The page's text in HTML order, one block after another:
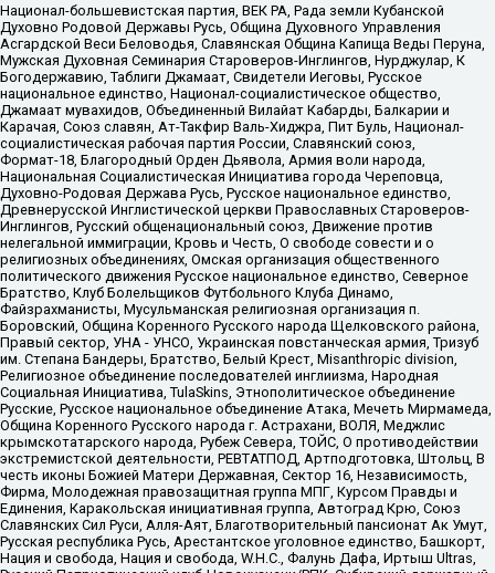
Национал-большевистская партия, ВЕК РА, Рада земли Кубанской
Духовно Родовой Державы Русь, Община Духовного Управления
Асгардской Веси Беловодья, Славянская Община Капища Веды Перуна,
Мужская Духовная Семинария Староверов-Инглингов, Нурджулар, К
Богодержавию, Таблиги Джамаат, Свидетели Иеговы, Русское
национальное единство, Национал-социалистическое общество,
Джамаат мувахидов, Объединенный Вилайат Кабарды, Балкарии и
Карачая, Союз славян, Ат-Такфир Валь-Хиджра, Пит Буль, Национал-
социалистическая рабочая партия России, Славянский союз,
Формат-18, Благородный Орден Дьявола, Армия воли народа,
Национальная Социалистическая Инициатива города Череповца,
Духовно-Родовая Держава Русь, Русское национальное единство,
Древнерусской Инглистической церкви Православных Староверов-
Инглингов, Русский общенациональный союз, Движение против
нелегальной иммиграции, Кровь и Честь, О свободе совести и о
религиозных объединениях, Омская организация общественного
политического движения Русское национальное единство, Северное
Братство, Клуб Болельщиков Футбольного Клуба Динамо,
Файзрахманисты, Мусульманская религиозная организация п.
Боровский, Община Коренного Русского народа Щелковского района,
Правый сектор, УНА - УНСО, Украинская повстанческая армия, Тризуб
им. Степана Бандеры, Братство, Белый Крест, Misanthropic division,
Религиозное объединение последователей инглиизма, Народная
Социальная Инициатива, TulaSkins, Этнополитическое объединение
Русские, Русское национальное объединение Атака, Мечеть Мирмамеда,
Община Коренного Русского народа г. Астрахани, ВОЛЯ, Меджлис
крымскотатарского народа, Рубеж Севера, ТОЙС, О противодействии
экстремистской деятельности, РЕВТАТПОД, Артподготовка, Штольц, В
честь иконы Божией Матери Державная, Сектор 16, Независимость,
Фирма, Молодежная правозащитная группа МПГ, Курсом Правды и
Единения, Каракольская инициативная группа, Автоград Крю, Союз
Славянских Сил Руси, Алля-Аят, Благотворительный пансионат Ак Умут,
Русская республика Русь, Арестантское уголовное единство, Башкорт,
Нация и свобода, Нация и свобода, W.H.С., Фалунь Дафа, Иртыш Ultras,